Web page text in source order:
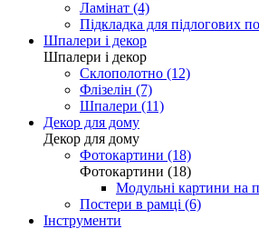
Ламінат (4)
Підкладка для підлогових
Шпалери і декор
Шпалери і декор
Склополотно (12)
Флізелін (7)
Шпалери (11)
Декор для дому
Декор для дому
Фотокартини (18)
Фотокартини (18)
Модульні картини на
Постери в рамці (6)
Інструменти